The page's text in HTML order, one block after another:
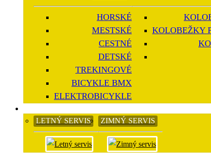
HORSKÉ
MESTSKÉ
CESTNÉ
DETSKÉ
TREKINGOVÉ
BICYKLE BMX
ELEKTROBICYKLE
KOLOBEŽKY
LETNÝ SERVIS ZIMNÝ SERVIS